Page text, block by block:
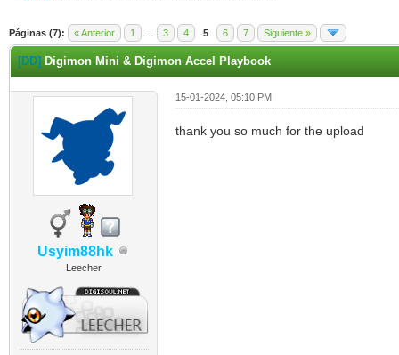
Páginas (7): « Anterior 1 3 4 5 6 7 Siguiente »
[DD] Digimon Mini & Digimon Accel Playbook
Usyim88hk
Leecher
15-01-2024, 05:10 PM
thank you so much for the upload